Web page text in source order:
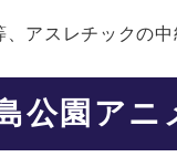
アスレチックの
公園ア